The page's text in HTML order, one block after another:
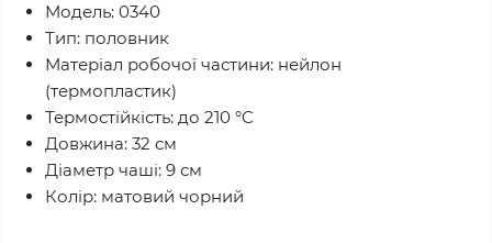
Модель: 0340
Тип: половник
Матеріал робочої частини: нейлон
(термопластик)
Термостійкість: до 210 °C
Довжина: 32 см
Діаметр чаші: 9 см
Колір: матовий чорний